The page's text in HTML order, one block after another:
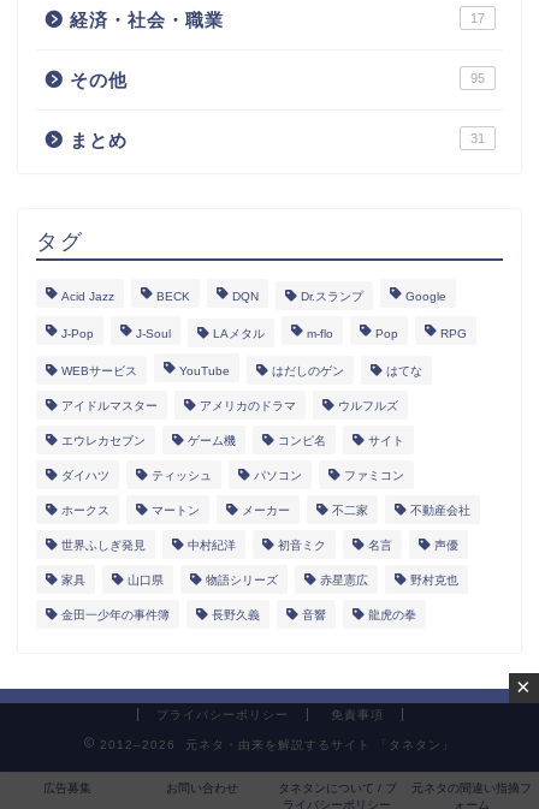
経済・社会・職業 17
その他 95
まとめ 31
タグ
Acid Jazz BECK DQN Dr.スランプ Google
J-Pop J-Soul LAメタル m-flo Pop RPG
WEBサービス YouTube はだしのゲン はてな
アイドルマスター アメリカのドラマ ウルフルズ
エウレカセブン ゲーム機 コンピ名 サイト
ダイハツ ティッシュ パソコン ファミコン
ホークス マートン メーカー 不二家 不動産会社
世界ふしぎ発見 中村紀洋 初音ミク 名言 声優
家具 山口県 物語シリーズ 赤星憲広 野村克也
金田一少年の事件簿 長野久義 音響 龍虎の拳
プライバシーポリシー 免責事項
2012–2026 元ネタ・由来を解説するサイト 「タネタン」
広告募集 お問い合わせ
タネタンについて / プ
ライバシーポリシー
元ネタの間違い指摘フ
ォーム
×